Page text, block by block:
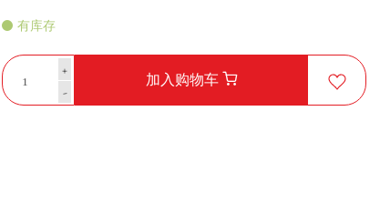
有库存
+
-
加入购物车